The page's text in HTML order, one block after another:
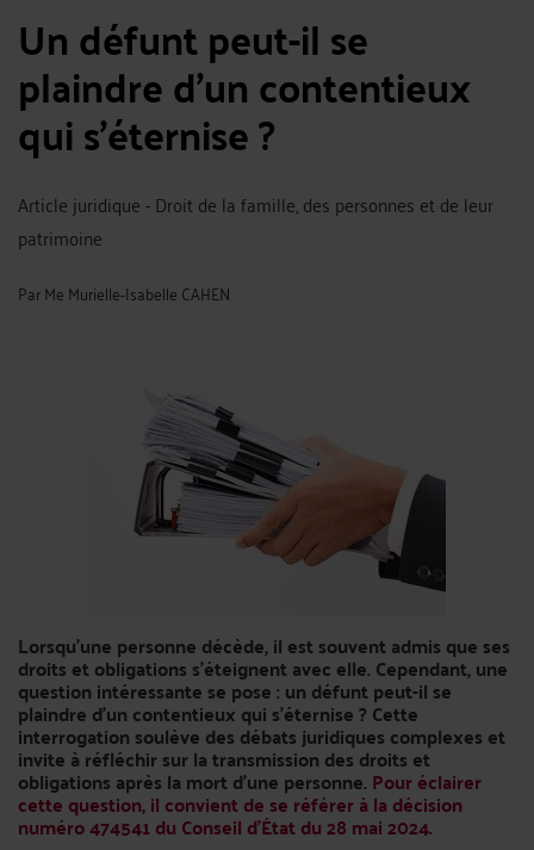
Un défunt peut-il se
plaindre d’un contentieux
qui s’éternise ?
Article juridique - Droit de la famille, des personnes et de leur
patrimoine
ParMe Murielle-Isabelle CAHEN
Lorsqu'une personne décède, il est souvent admis que ses
droits et obligations s'éteignent avec elle. Cependant, une
question intéressante se pose : un défunt peut-il se
plaindre d'un contentieux qui s'éternise ? Cette
interrogation soulève des débats juridiques complexes et
invite à réfléchir sur la transmission des droits et
obligations après la mort d'une personne. Pour éclairer
cette question, il convient de se référer à la décision
numéro 474541 du Conseil d'État du 28 mai 2024.